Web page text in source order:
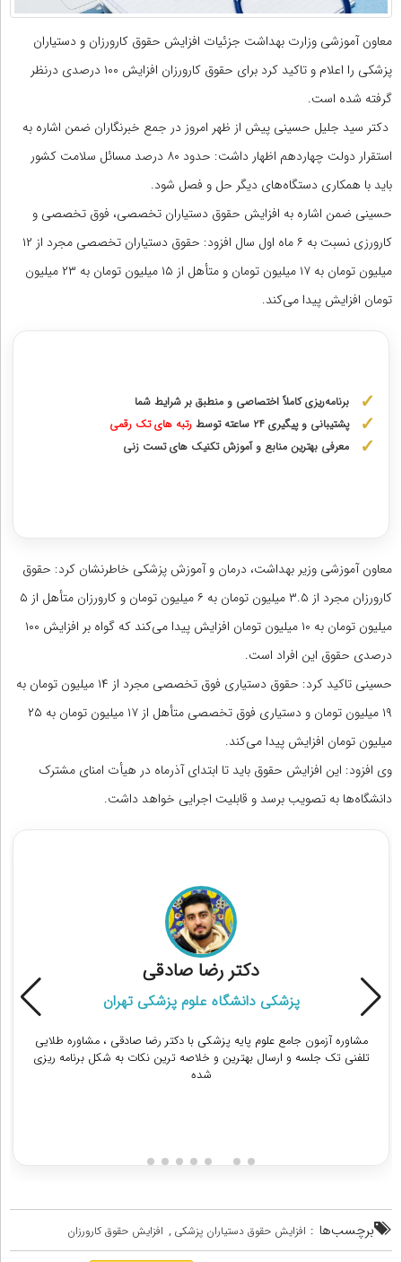
معاون آموزشی وزارت بهداشت جزئیات افزایش حقوق کارورزان و دستیاران
پزشکی را اعلام و تاکید کرد برای حقوق کارورزان افزایش ۱۰۰ درصدی درنظر
گرفته شده است.
دکتر سید جلیل حسینی پیش از ظهر امروز در جمع خبرنگاران ضمن اشاره به
استقرار دولت چهاردهم اظهار داشت: حدود ۸۰ درصد مسائل سلامت کشور
باید با همکاری دستگاه‌های دیگر حل و فصل شود.
حسینی ضمن اشاره به افزایش حقوق دستیاران تخصصی، فوق تخصصی و
کارورزی نسبت به ۶ ماه اول سال افزود: حقوق دستیاران تخصصی مجرد از ۱۲
میلیون تومان به ۱۷ میلیون تومان و متأهل از ۱۵ میلیون تومان به ۲۳ میلیون
تومان افزایش پیدا می‌کند.
برنامه‌ریزی کاملاً اختصاصی و منطبق بر شرایط شما
پشتیبانی و پیگیری ۲۴ ساعته توسط
رتبه‌ های تک رقمی
معرفی بهترین منابع و آموزش تکنیک های تست زنی
معاون آموزشی وزیر بهداشت، درمان و آموزش پزشکی خاطرنشان کرد: حقوق
کارورزان مجرد از ۳.۵ میلیون تومان به ۶ میلیون تومان و کارورزان متأهل از ۵
میلیون تومان به ۱۰ میلیون تومان افزایش پیدا می‌کند که گواه بر افزایش ۱۰۰
درصدی حقوق این افراد است.
حسینی تاکید کرد: حقوق دستیاری فوق تخصصی مجرد از ۱۴ میلیون تومان به
۱۹ میلیون تومان و دستیاری فوق تخصصی متأهل از ۱۷ میلیون تومان به ۲۵
میلیون تومان افزایش پیدا می‌کند.
وی افزود: این افزایش حقوق باید تا ابتدای آذرماه در هیأت امنای مشترک
دانشگاه‌ها به تصویب برسد و قابلیت اجرایی خواهد داشت.
دکتر رضا صادقی
پزشکی دانشگاه علوم پزشکی تهران
مشاوره آزمون جامع علوم پایه پزشکی با دکتر رضا صادقی ، مشاوره طلایی
تلفنی تک جلسه و ارسال بهترین و خلاصه ترین نکات به شکل برنامه ریزی
شده
برچسب‌ها : افزایش حقوق دستیاران پزشکی , افزایش حقوق کارورزان